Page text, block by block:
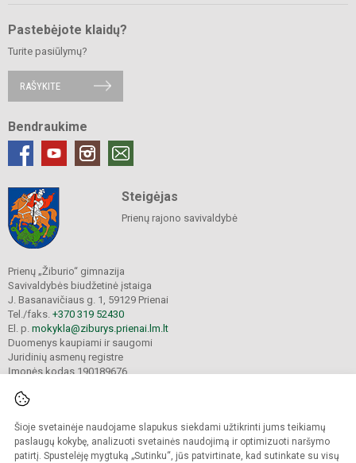
Šioje svetainėje naudojame slapukus siekdami užtikrinti jums teikiamų
paslaugų kokybę, analizuoti svetainės naudojimą ir optimizuoti naršymo
patirtį. Spustelėję mygtuką „Sutinku“, jūs patvirtinate, kad sutinkate su visų
Pastebėjote klaidų?
Turite pasiūlymų?
RAŠYKITE
Bendraukime
Steigėjas
Prienų rajono savivaldybė
Prienų „Žiburio“ gimnazija
Savivaldybės biudžetinė įstaiga
J. Basanavičiaus g. 1, 59129 Prienai
Tel./faks. +370 319 52430
El. p. mokykla@ziburys.prienai.lm.lt
Duomenys kaupiami ir saugomi
Juridinių asmenų registre
Įmonės kodas 190189676
© 2023 Prienų "Žiburio" gimnazija. Visos teisės saugomos.
Kopijuoti turinį be raštiško gimnazijos sutikimo griežtai draudžiama.